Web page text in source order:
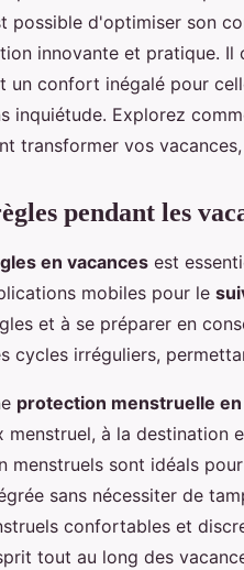
possible d'optimiser son
innovante et pratique.
un confort inégalé pour
inquiétude. Explorez
transformer vos
pendant les
en vacances est
mobiles pour le
et à se préparer en
cycles irréguliers,
protection menstruelle en
menstruel, à la destination
menstruels sont idéals
sans nécessiter de
confortables et
tout au long des